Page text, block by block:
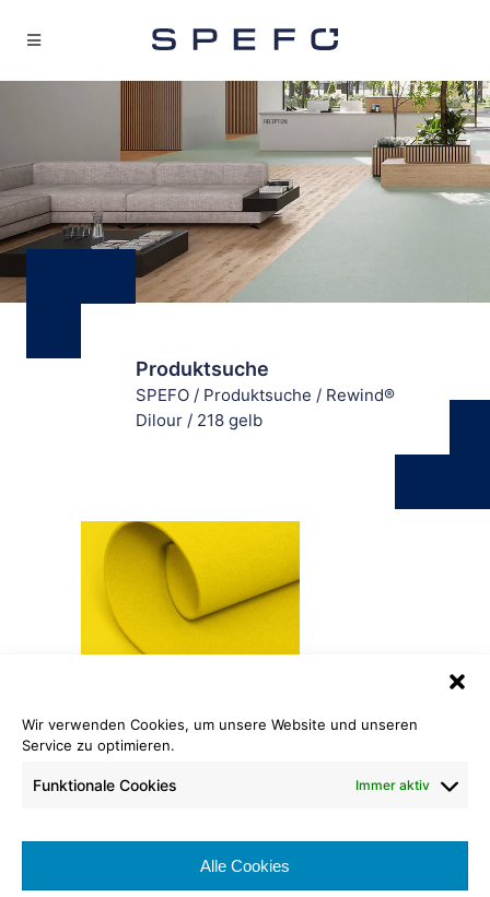
Wir verwenden Cookies, um unsere Website und unseren
Service zu optimieren.
Funktionale Cookies Immer aktiv
Alle Cookies
Produktsuche
SPEFO / Produktsuche / Rewind®
Dilour / 218 gelb
218 gelb
Warenbreite ca. 200 cm
Brennverhalten: Cfl-s1
Rewind® Dilour